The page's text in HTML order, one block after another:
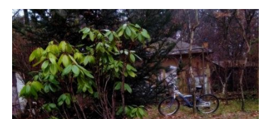
Sklep
Kim jesteśmy?
Kontakt
Deutsch